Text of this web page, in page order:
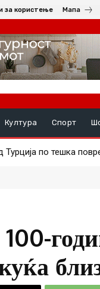
за користење Мапа
Култура Спорт
по тешка